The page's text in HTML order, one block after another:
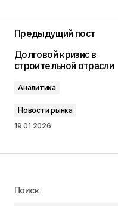
Предыдущий пост
Долговой кризис в
строительной отрасли
Аналитика
Новости рынка
19.01.2026
Поиск